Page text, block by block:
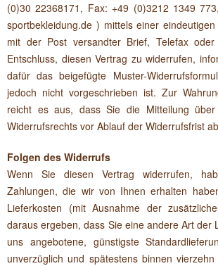
(0)30 22368171, Fax: +49 (0)3212 1349
sportbekleidung.de ) mittels einer
mit der Post versandter Brief, Telefax
Entschluss, diesen Vertrag zu widerrufen,
dafür das beigefügte Muster-
jedoch nicht vorgeschrieben ist. Zur
reicht es aus, dass Sie die Mitteilung
Widerrufsrechts vor Ablauf der Widerrufsfrist
Folgen des Widerrufs
Wenn Sie diesen Vertrag widerrufen,
Zahlungen, die wir von Ihnen erhalten
Lieferkosten (mit Ausnahme der
daraus ergeben, dass Sie eine andere Art der
uns angebotene, günstigste
unverzüglich und spätestens binnen